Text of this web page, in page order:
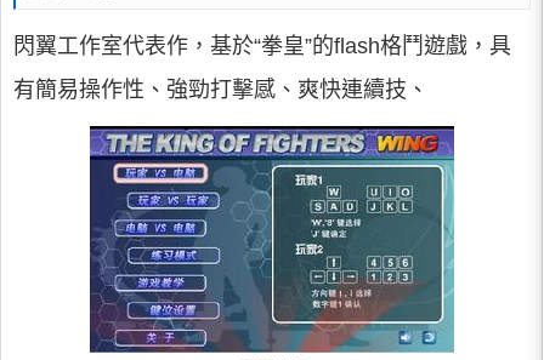
閃翼工作室代表作，基於“拳皇”的flash格鬥遊戲，具
有簡易操作性、強勁打擊感、爽快連續技、